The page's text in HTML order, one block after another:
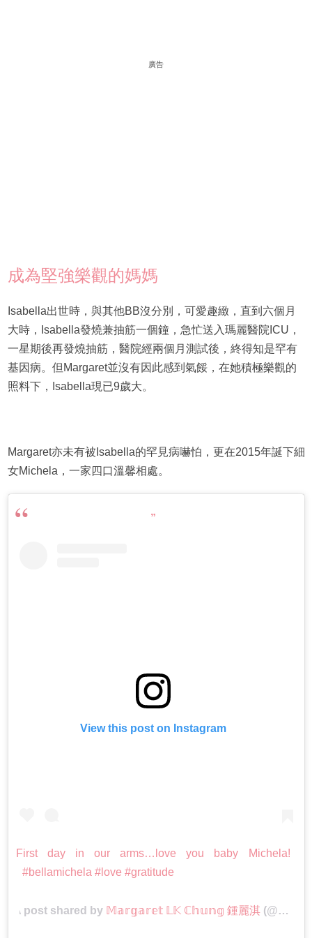
廣告
成為堅強樂觀的媽媽
Isabella出世時，與其他BB沒分別，可愛趣緻，直到六個月
大時，Isabella發燒兼抽筋一個鐘，急忙送入瑪麗醫院ICU，
一星期後再發燒抽筋，醫院經兩個月測試後，終得知是罕有
基因病。但Margaret並沒有因此感到氣餒，在她積極樂觀的
照料下，Isabella現已9歲大。
Margaret亦未有被Isabella的罕見病嚇怕，更在2015年誕下細
女Michela，一家四口溫馨相處。
View this post on Instagram
First day in our arms…love you baby Michela!
#bellamichela #love #gratitude
A post shared by 𝕄𝕒𝕣𝕘𝕒𝕣𝕖𝕥 𝕃𝕂 ℂ𝕙𝕦𝕟𝕘 鍾麗淇 (@yogachung) on